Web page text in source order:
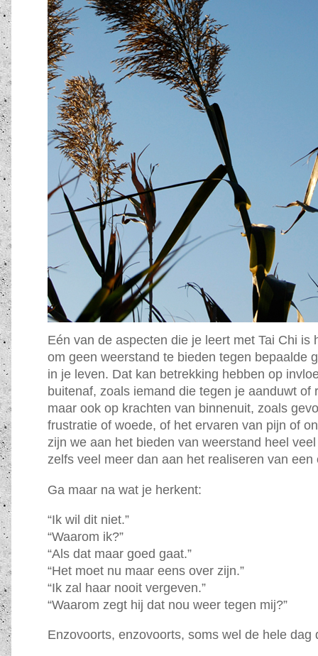
Eén van de aspecten die je leert met Tai Chi is
om geen weerstand te bieden tegen bepaalde
in je leven. Dat kan betrekking hebben op
buitenaf, zoals iemand die tegen je aanduwt of
maar ook op krachten van binnenuit, zoals
frustratie of woede, of het ervaren van pijn of
zijn we aan het bieden van weerstand heel
zelfs veel meer dan aan het realiseren van een
Ga maar na wat je herkent:
“Ik wil dit niet.”
“Waarom ik?”
“Als dat maar goed gaat.”
“Het moet nu maar eens over zijn.”
“Ik zal haar nooit vergeven.”
“Waarom zegt hij dat nou weer tegen mij?”
Enzovoorts, enzovoorts, soms wel de hele dag